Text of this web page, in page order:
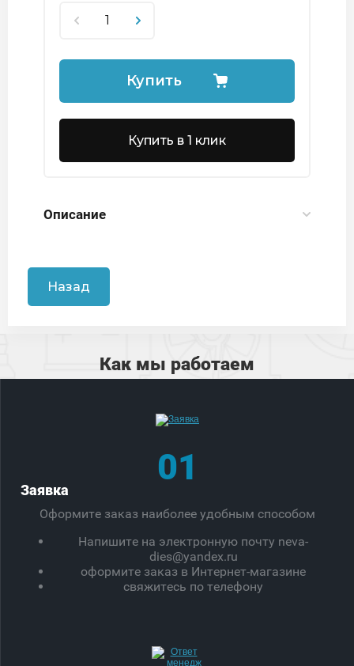
Купить
Купить в 1 клик
Описание
Назад
Как мы работаем
01
Заявка
Оформите заказ наиболее удобным способом
Напишите на электронную почту neva-
dies@yandex.ru
оформите заказ в Интернет-магазине
свяжитесь по телефону